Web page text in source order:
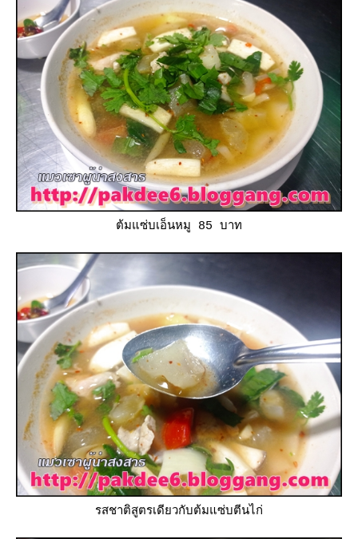
ต้มแซ่บเอ็นหมู 85 บาท
รสชาติสูตรเดียวกับต้มแซ่บตีนไก่